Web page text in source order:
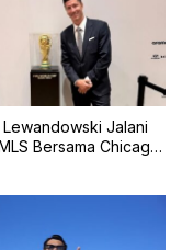
Jalani
Bersama Chicago